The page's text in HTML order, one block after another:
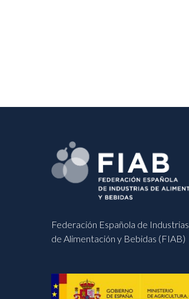
Federación Española de Industrias
de Alimentación y Bebidas (FIAB)